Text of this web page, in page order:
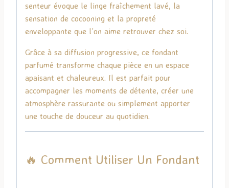
senteur évoque le linge fraîchement lavé, la
sensation de cocooning et la propreté
enveloppante que l’on aime retrouver chez soi.
Grâce à sa diffusion progressive, ce fondant
parfumé transforme chaque pièce en un espace
apaisant et chaleureux. Il est parfait pour
accompagner les moments de détente, créer une
atmosphère rassurante ou simplement apporter
une touche de douceur au quotidien.
🔥 Comment Utiliser Un Fondant